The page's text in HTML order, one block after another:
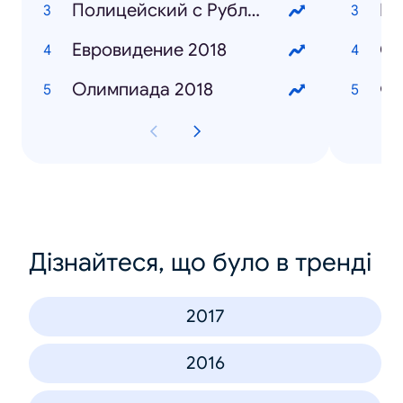
Полицейский с Рублёвки 3 сезон
Евровидение 2018
Олимпиада 2018
Дізнайтеся, що було в тренді
2017
2016